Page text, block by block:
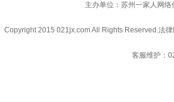
主办单位：苏州一家人网
Copyright 2015 021jx.com All Rights Reserved.法
客服维护：